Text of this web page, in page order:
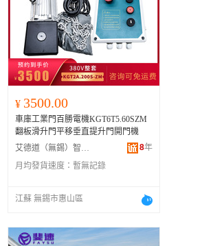
¥ 3500.00
車庫工業門百勝電機KGT6T5.60SZM
翻板滑升門平移垂直提升門開門機
艾德道（無錫）智能門窗科技有限公司
8年
月均發貨速度： 暫無記錄
江蘇 無錫市惠山區